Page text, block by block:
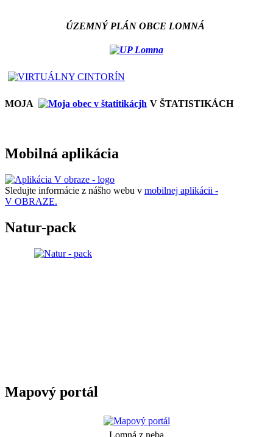
ÚZEMNÝ PLÁN OBCE LOMNÁ
MOJA V ŠTATISTIKÁCH
Mobilná aplikácia
Sledujte informácie z nášho webu v mobilnej aplikácii -
V OBRAZE.
Natur-pack
Mapový portál
Lomná z neba